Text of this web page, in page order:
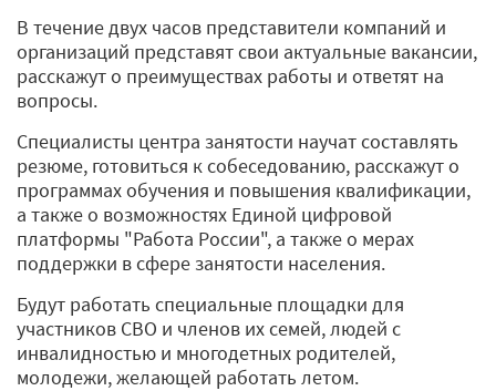
В течение двух часов представители компаний и
организаций представят свои актуальные вакансии,
расскажут о преимуществах работы и ответят на
вопросы.
Специалисты центра занятости научат составлять
резюме, готовиться к собеседованию, расскажут о
программах обучения и повышения квалификации,
а также о возможностях Единой цифровой
платформы "Работа России", а также о мерах
поддержки в сфере занятости населения.
Будут работать специальные площадки для
участников СВО и членов их семей, людей с
инвалидностью и многодетных родителей,
молодежи, желающей работать летом.